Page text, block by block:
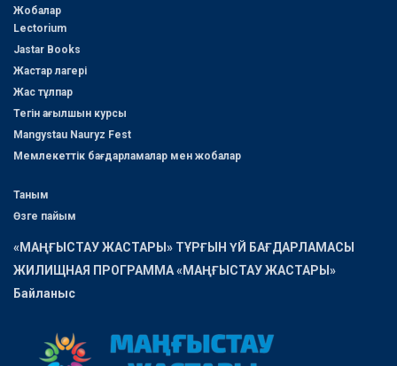
Жобалар
Lectorium
Jastar Books
Жастар лагері
Жас тұлпар
Тегін ағылшын курсы
Mangystau Nauryz Fest
Мемлекеттік бағдарламалар мен жобалар
Таным
Өзге пайым
«МАҢҒЫСТАУ ЖАСТАРЫ» ТҰРҒЫН ҮЙ БАҒДАРЛАМАСЫ
ЖИЛИЩНАЯ ПРОГРАММА «МАҢҒЫСТАУ ЖАСТАРЫ»
Байланыс